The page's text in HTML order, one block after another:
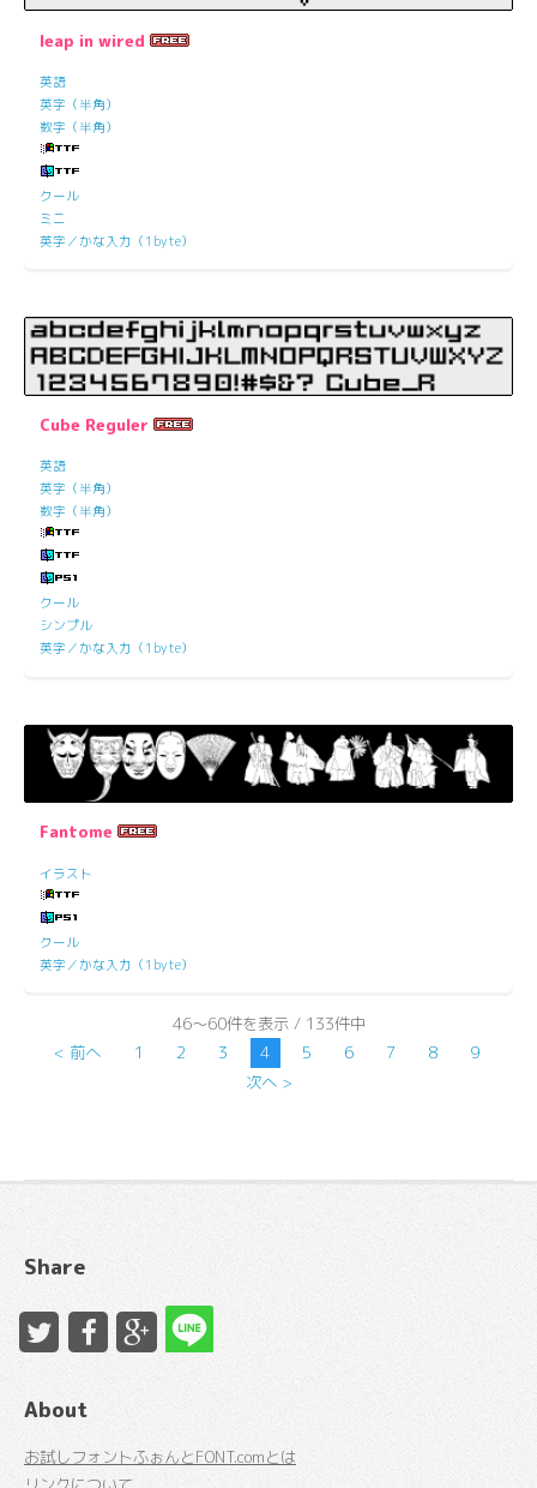
leap in wired
英語
英字（半角）
数字（半角）
クール
ミニ
英字／かな入力（1byte）
Cube Reguler
英語
英字（半角）
数字（半角）
クール
シンプル
英字／かな入力（1byte）
Fantome
イラスト
クール
英字／かな入力（1byte）
46～60件を表示 / 133件中
< 前へ
1 2 3 4 5 6 7 8
9
次へ >
Share
About
お試しフォントふぉんとFONT.comとは